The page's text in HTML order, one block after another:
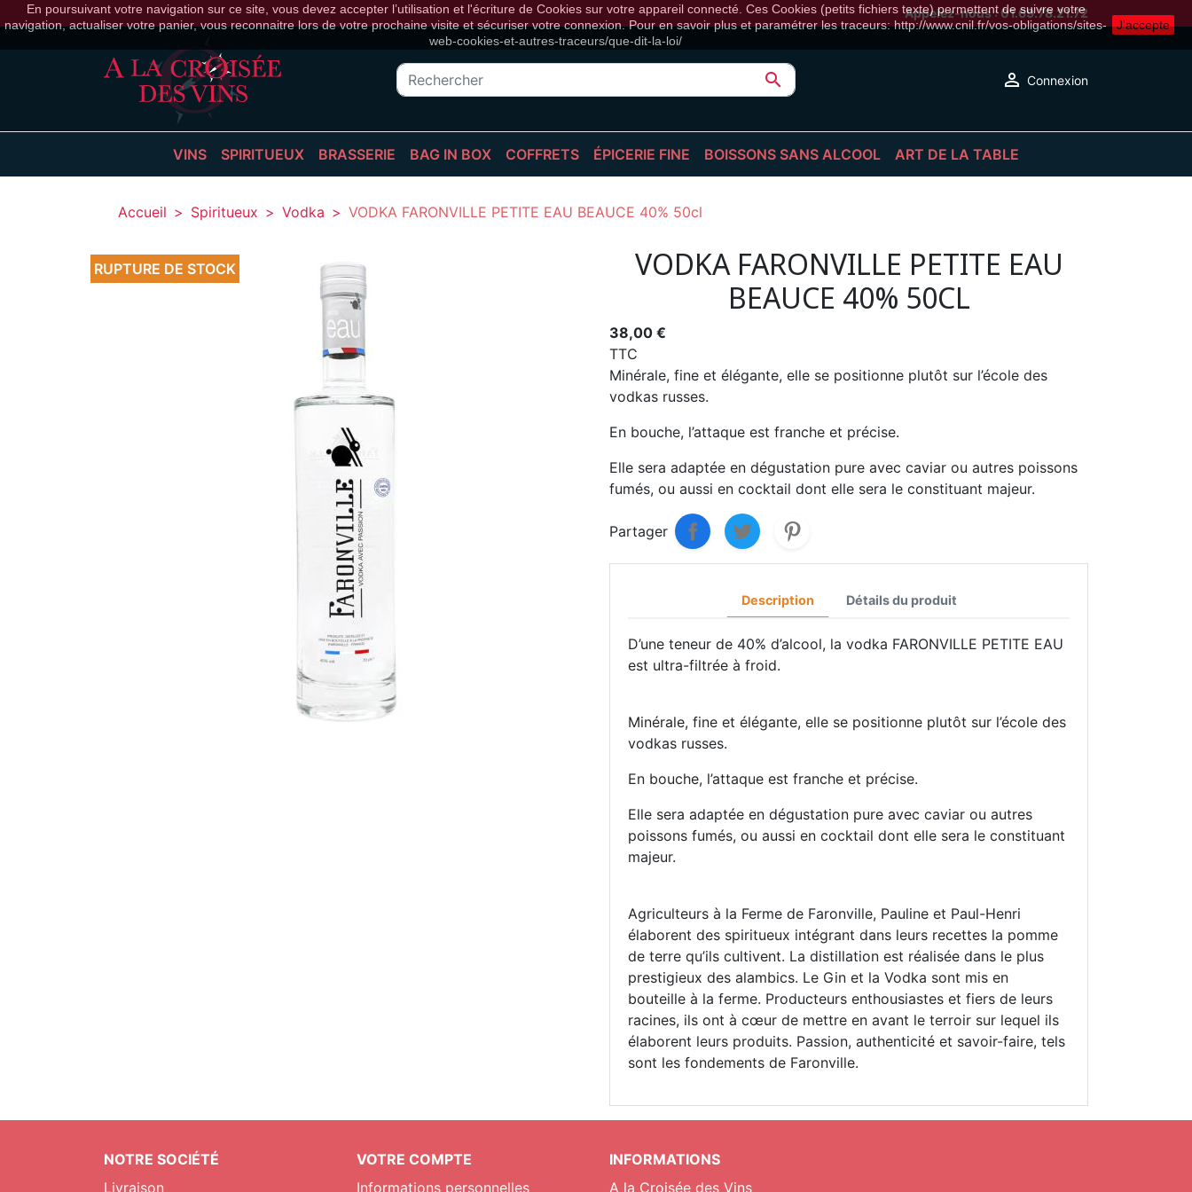
Appelez-nous :01.69.78.21.72
  Connexion
VINS
BULLES
ROSÉ
ROUGE
SPIRITUEUX
EAUX DE VIE
RHUMS
TEQUILA & CACHAÇA
BRASSERIE BAG IN BOX COFFRETS
COMPOSITIONS
ÉPICERIE FINE
ÉPICERIE SALÉE
BOISSONS SANS ALCOOL
JUS DE FRUITS
SIROPS
TONICS
ART DE LA TABLE
VERRERIE & VAISSELLE
Accueil Spiritueux Vodka VODKA FARONVILLE PETITE EAU BEAUCE 40% 50cl
RUPTURE DE STOCK
VODKA FARONVILLE PETITE EAU
BEAUCE 40% 50CL
38,00 €
TTC
Minérale, fine et élégante, elle se positionne plutôt sur l’école des
vodkas russes.
En bouche, l’attaque est franche et précise.
Elle sera adaptée en dégustation pure avec caviar ou autres poissons
fumés, ou aussi en cocktail dont elle sera le constituant majeur.
Partager
Description Détails du produit
D’une teneur de 40% d’alcool, la vodka FARONVILLE PETITE EAU
est ultra-filtrée à froid.
Minérale, fine et élégante, elle se positionne plutôt sur l’école des
vodkas russes.
En bouche, l’attaque est franche et précise.
Elle sera adaptée en dégustation pure avec caviar ou autres
poissons fumés, ou aussi en cocktail dont elle sera le constituant
majeur.
Agriculteurs à la Ferme de Faronville, Pauline et Paul-Henri
élaborent des spiritueux intégrant dans leurs recettes la pomme
de terre qu’ils cultivent. La distillation est réalisée dans le plus
prestigieux des alambics. Le Gin et la Vodka sont mis en
bouteille à la ferme. Producteurs enthousiastes et fiers de leurs
racines, ils ont à cœur de mettre en avant le terroir sur lequel ils
élaborent leurs produits. Passion, authenticité et savoir-faire, tels
sont les fondements de Faronville.
NOTRE SOCIÉTÉ
Livraison
VOTRE COMPTE
Informations personnelles
INFORMATIONS
A la Croisée des Vins
En poursuivant votre navigation sur ce site, vous devez accepter l’utilisation et l'écriture de Cookies sur votre appareil connecté. Ces Cookies (petits fichiers texte) permettent de suivre votre
navigation, actualiser votre panier, vous reconnaitre lors de votre prochaine visite et sécuriser votre connexion. Pour en savoir plus et paramétrer les traceurs: http://www.cnil.fr/vos-obligations/sites-
web-cookies-et-autres-traceurs/que-dit-la-loi/
J'accepte